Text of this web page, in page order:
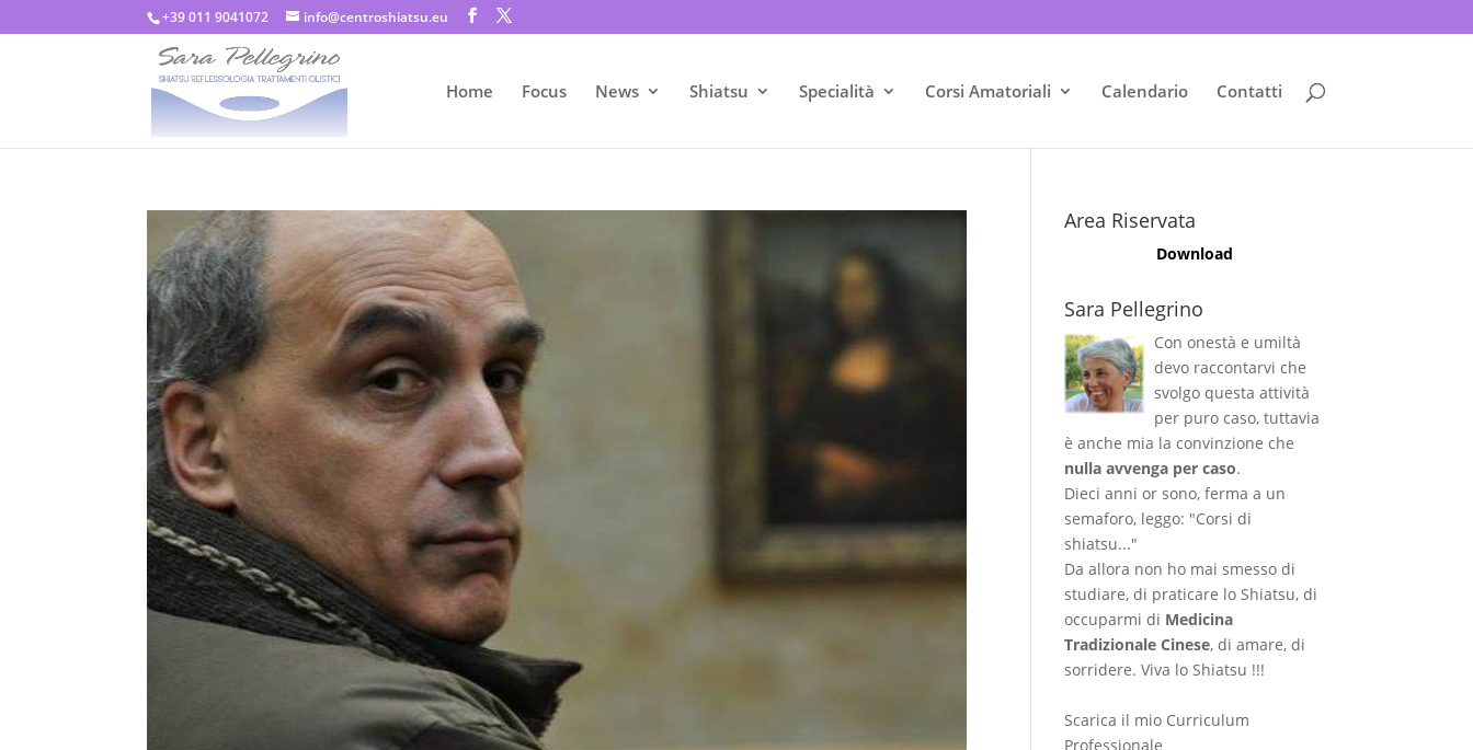
+39 011 9041072 info@centroshiatsu.eu
Home Focus News Shiatsu Specialità Corsi Amatoriali Calendario Contatti
Area Riservata
Download
Sara Pellegrino
Con onestà e umiltà
devo raccontarvi che
svolgo questa attività
per puro caso, tuttavia
è anche mia la convinzione che
nulla avvenga per caso.
Dieci anni or sono, ferma a un
semaforo, leggo: "Corsi di
shiatsu..."
Da allora non ho mai smesso di
studiare, di praticare lo Shiatsu, di
occuparmi di Medicina
Tradizionale Cinese, di amare, di
sorridere. Viva lo Shiatsu !!!
Scarica il mio Curriculum
Professionale